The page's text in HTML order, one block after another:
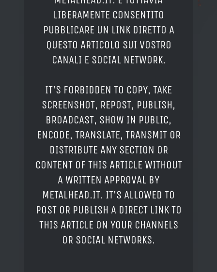
LIBERAMENTE CONSENTITO
PUBBLICARE UN LINK DIRETTO A
QUESTO ARTICOLO SUI VOSTRO
CANALI E SOCIAL NETWORK.
IT'S FORBIDDEN TO COPY, TAKE
SCREENSHOT, REPOST, PUBLISH,
BROADCAST, SHOW IN PUBLIC,
ENCODE, TRANSLATE, TRANSMIT OR
DISTRIBUTE ANY SECTION OR
CONTENT OF THIS ARTICLE WITHOUT
A WRITTEN APPROVAL BY
METALHEAD.IT. IT'S ALLOWED TO
POST OR PUBLISH A DIRECT LINK TO
THIS ARTICLE ON YOUR CHANNELS
OR SOCIAL NETWORKS.